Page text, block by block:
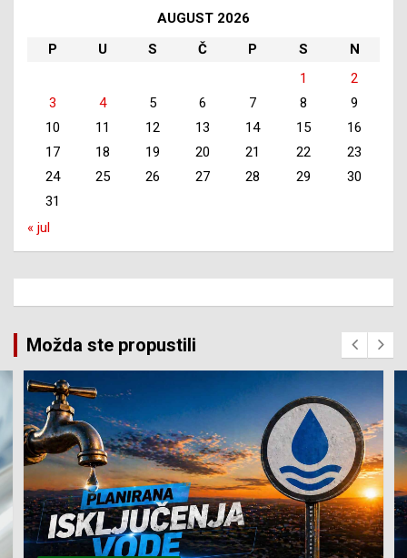
AUGUST 2026
P
U S Č P S
N
1
2
3
4 5 6 7 8
9
10
11 12 13 14 15
16
17
18 19 20 21 22
23
24
25 26 27 28 29
30
31
« jul
Možda ste propustili